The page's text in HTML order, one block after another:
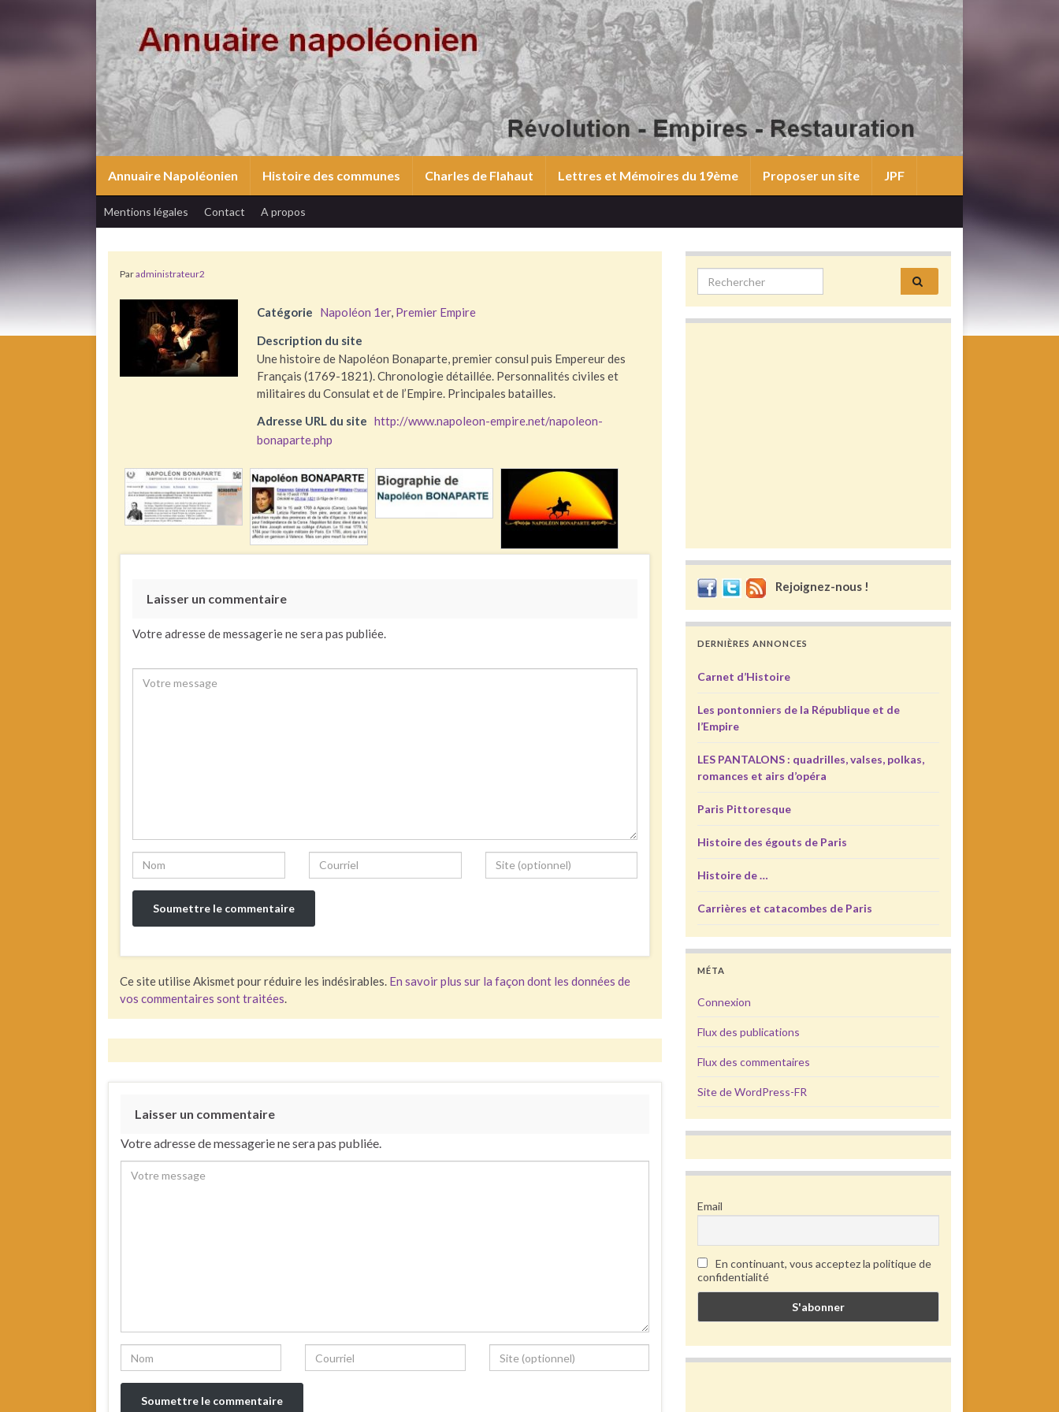
Annuaire Napoléonien Histoire des communes Charles de Flahaut Lettres et Mémoires du 19ème Proposer un site JPF
Mentions légales Contact A propos
Paradministrateur2
Catégorie Napoléon 1er, Premier Empire
Description du site
Une histoire de Napoléon Bonaparte, premier consul puis Empereur des
Français (1769-1821). Chronologie détaillée. Personnalités civiles et
militaires du Consulat et de l’Empire. Principales batailles.
Adresse URL du site http://www.napoleon-empire.net/napoleon-
bonaparte.php
Laisser un commentaire
Votre adresse de messagerie ne sera pas publiée.
Ce site utilise Akismet pour réduire les indésirables. En savoir plus sur la façon dont les données de
vos commentaires sont traitées.
Laisser un commentaire
Votre adresse de messagerie ne sera pas publiée.
Search for:
Rejoignez-nous !
DERNIÈRES ANNONCES
Carnet d’Histoire
Les pontonniers de la République et de
l’Empire
LES PANTALONS : quadrilles, valses, polkas,
romances et airs d’opéra
Paris Pittoresque
Histoire des égouts de Paris
Histoire de …
Carrières et catacombes de Paris
MÉTA
Connexion
Flux des publications
Flux des commentaires
Site de WordPress-FR
Email
En continuant, vous acceptez la politique de
confidentialité